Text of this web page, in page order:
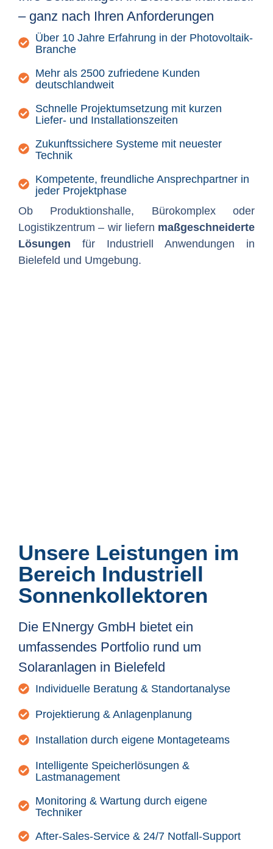
– ganz nach Ihren Anforderungen
Über 10 Jahre Erfahrung in der Photovoltaik-
Branche
Mehr als 2500 zufriedene Kunden
deutschlandweit
Schnelle Projektumsetzung mit kurzen
Liefer- und Installationszeiten
Zukunftssichere Systeme mit neuester
Technik
Kompetente, freundliche Ansprechpartner in
jeder Projektphase
Ob Produktionshalle, Bürokomplex oder
Logistikzentrum – wir liefern maßgeschneiderte
Lösungen für Industriell Anwendungen in
Bielefeld und Umgebung.
Unsere Leistungen im
Bereich Industriell
Sonnenkollektoren
Die ENnergy GmbH bietet ein
umfassendes Portfolio rund um
Solaranlagen in Bielefeld
Individuelle Beratung & Standortanalyse
Projektierung & Anlagenplanung
Installation durch eigene Montageteams
Intelligente Speicherlösungen &
Lastmanagement
Monitoring & Wartung durch eigene
Techniker
After-Sales-Service & 24/7 Notfall-Support